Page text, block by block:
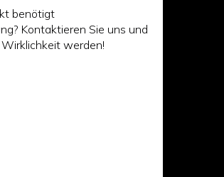
benötigt
Kontaktieren Sie uns und
werden!